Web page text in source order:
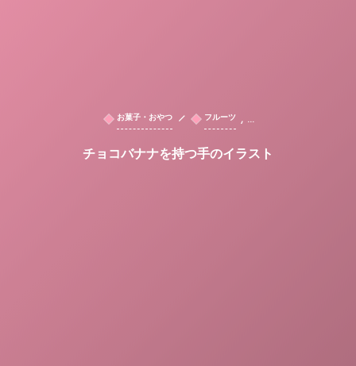
お菓子・おやつ フルーツ , …
チョコバナナを持つ手のイラスト